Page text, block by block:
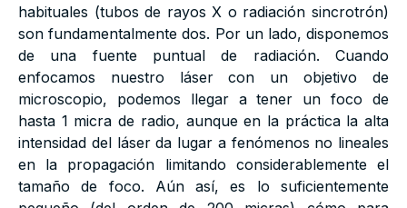
habituales (tubos de rayos X o radiación sincrotrón)
son fundamentalmente dos. Por un lado, disponemos
de una fuente puntual de radiación. Cuando
enfocamos nuestro láser con un objetivo de
microscopio, podemos llegar a tener un foco de
hasta 1 micra de radio, aunque en la práctica la alta
intensidad del láser da lugar a fenómenos no lineales
en la propagación limitando considerablemente el
tamaño de foco. Aún así, es lo suficientemente